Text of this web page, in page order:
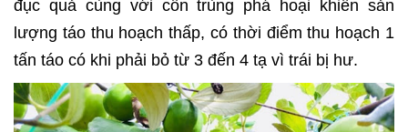
đục quả cùng với côn trùng phá hoại khiến sản
lượng táo thu hoạch thấp, có thời điểm thu hoạch 1
tấn táo có khi phải bỏ từ 3 đến 4 tạ vì trái bị hư.